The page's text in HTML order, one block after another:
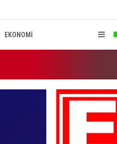
EKONOMİ
KURUL KARARLARI RESMİ